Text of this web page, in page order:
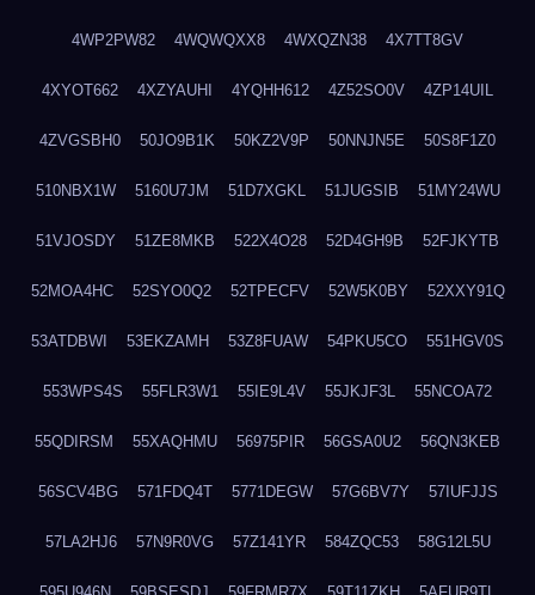
4WP2PW82 4WQWQXX8 4WXQZN38 4X7TT8GV
4XYOT662 4XZYAUHI 4YQHH612 4Z52SO0V 4ZP14UIL
4ZVGSBH0 50JO9B1K 50KZ2V9P 50NNJN5E 50S8F1Z0
510NBX1W 5160U7JM 51D7XGKL 51JUGSIB 51MY24WU
51VJOSDY 51ZE8MKB 522X4O28 52D4GH9B 52FJKYTB
52MOA4HC 52SYO0Q2 52TPECFV 52W5K0BY 52XXY91Q
53ATDBWI 53EKZAMH 53Z8FUAW 54PKU5CO 551HGV0S
553WPS4S 55FLR3W1 55IE9L4V 55JKJF3L 55NCOA72
55QDIRSM 55XAQHMU 56975PIR 56GSA0U2 56QN3KEB
56SCV4BG 571FDQ4T 5771DEGW 57G6BV7Y 57IUFJJS
57LA2HJ6 57N9R0VG 57Z141YR 584ZQC53 58G12L5U